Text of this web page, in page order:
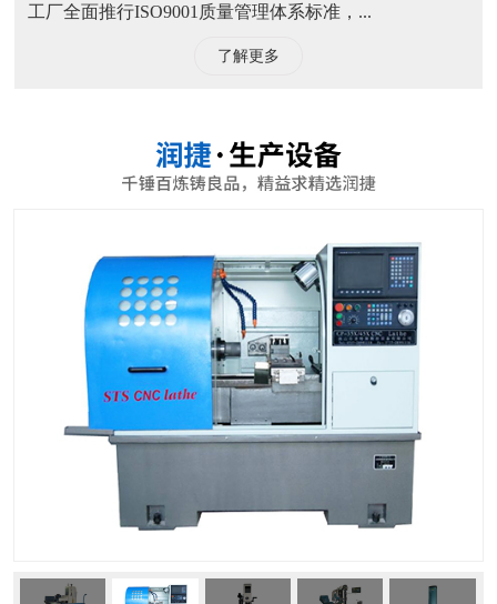
工厂全面推行ISO9001质量管理体系标准，...
了解更多